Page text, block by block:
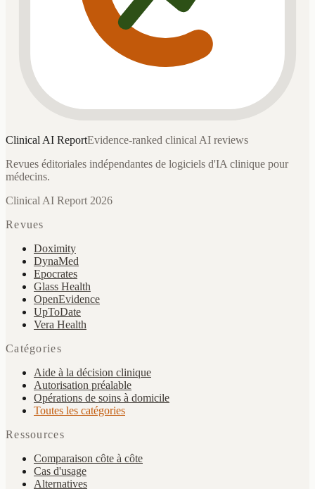
Clinical AI ReportEvidence-ranked clinical AI reviews
Revues éditoriales indépendantes de logiciels d'IA clinique pour
médecins.
Clinical AI Report 2026
Revues
Doximity
DynaMed
Epocrates
Glass Health
OpenEvidence
UpToDate
Vera Health
Catégories
Aide à la décision clinique
Autorisation préalable
Opérations de soins à domicile
Toutes les catégories
Ressources
Comparaison côte à côte
Cas d'usage
Alternatives